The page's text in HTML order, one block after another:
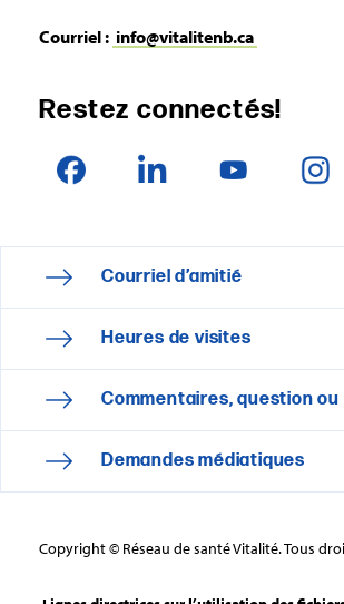
Courriel : info@vitalitenb.ca
Restez connectés!
Courriel d’amitié
Heures de visites
Commentaires, question
Demandes médiatiques
Copyright © Réseau de santé Vitalité. Tous